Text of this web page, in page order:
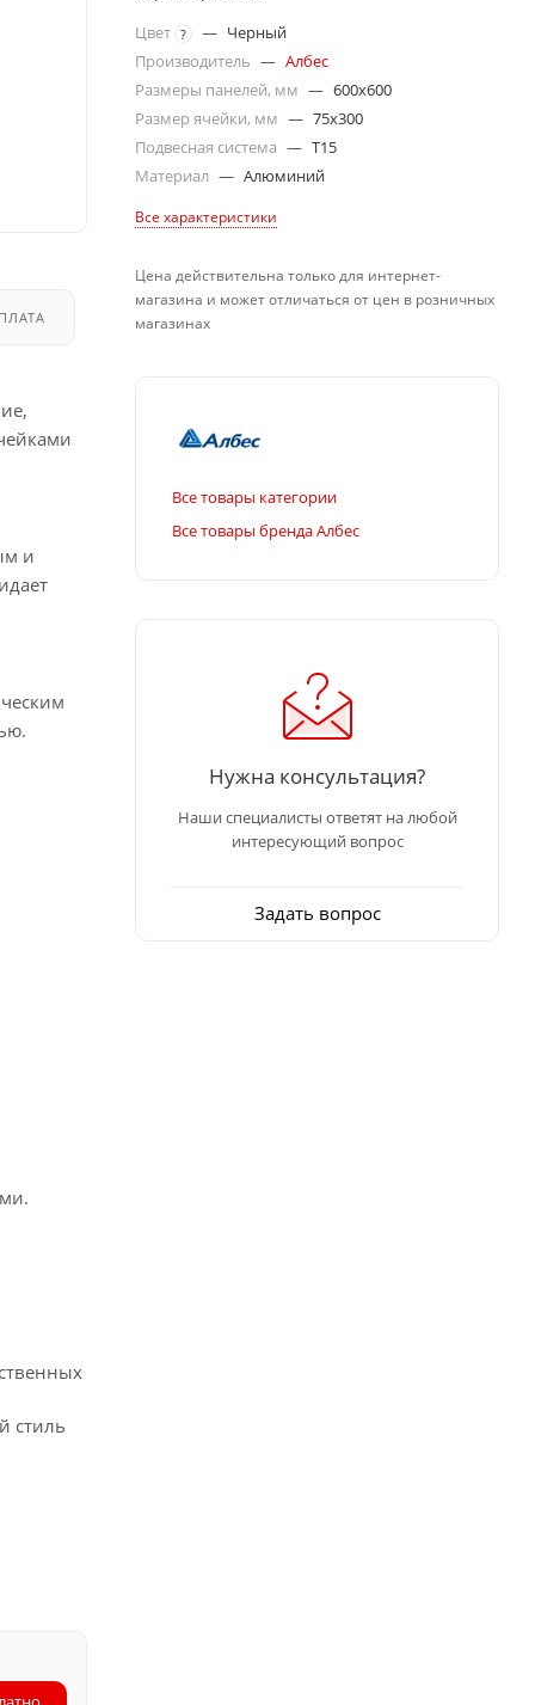
и
стиль
Цвет ? — Черный
Производитель — Албес
Размеры панелей, мм — 600x600
Размер ячейки, мм — 75x300
Подвесная система — T15
Материал — Алюминий
Все характеристики
Цена действительна только для интернет-
магазина и может отличаться от цен в розничных
магазинах
Все товары категории
Все товары бренда Албес
Нужна консультация?
Наши специалисты ответят на любой
интересующий вопрос
Задать вопрос